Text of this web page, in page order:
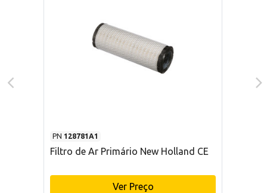
PN 128781A1
Filtro de Ar Primário New Holland CE
Ver Preço